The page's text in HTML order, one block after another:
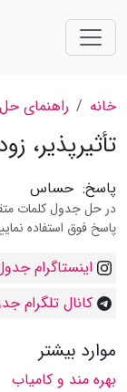
خانه راهنمای
تأثیرپذیر،
پاسخ: حساس
در حل جدول کلمات
پاسخ فوق استفاده
اینستاگرام
کانال تلگرام
موارد بیشتر
بهره مند و كامیاب